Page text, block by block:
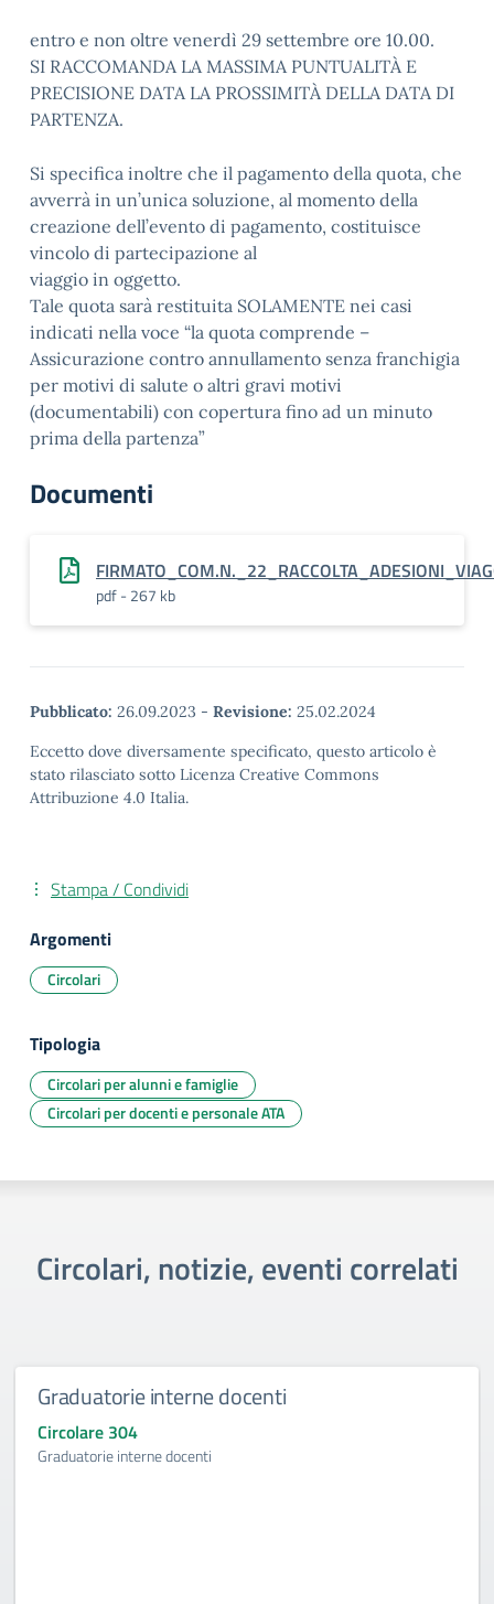
entro e non oltre venerdì 29 settembre ore 10.00.
SI RACCOMANDA LA MASSIMA PUNTUALITÀ E
PRECISIONE DATA LA PROSSIMITÀ DELLA DATA DI
PARTENZA.
Si specifica inoltre che il pagamento della quota, che
avverrà in un’unica soluzione, al momento della
creazione dell’evento di pagamento, costituisce
vincolo di partecipazione al
viaggio in oggetto.
Tale quota sarà restituita SOLAMENTE nei casi
indicati nella voce “la quota comprende –
Assicurazione contro annullamento senza franchigia
per motivi di salute o altri gravi motivi
(documentabili) con copertura fino ad un minuto
prima della partenza”
Documenti
pdf - 267 kb
Pubblicato: 26.09.2023 - Revisione: 25.02.2024
Eccetto dove diversamente specificato, questo articolo è
stato rilasciato sotto Licenza Creative Commons
Attribuzione 4.0 Italia.
Stampa / Condividi
Argomenti
Circolari
Tipologia
Circolari per alunni e famiglie
Circolari per docenti e personale ATA
Circolari, notizie, eventi correlati
Graduatorie interne docenti
Circolare 304
Graduatorie interne docenti